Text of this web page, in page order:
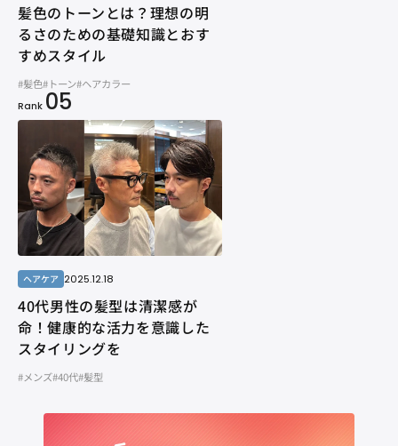
髪色のトーンとは？理想の明
るさのための基礎知識とおす
すめスタイル
#髪色#トーン#ヘアカラー
Rank 05
ヘアケア 2025.12.18
40代男性の髪型は清潔感が
命！健康的な活力を意識した
スタイリングを
#メンズ#40代#髪型